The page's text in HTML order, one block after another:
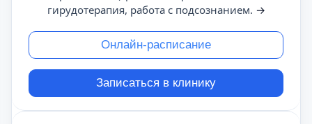
гирудотерапия, работа с подсознанием. →
Онлайн-расписание
Записаться в клинику